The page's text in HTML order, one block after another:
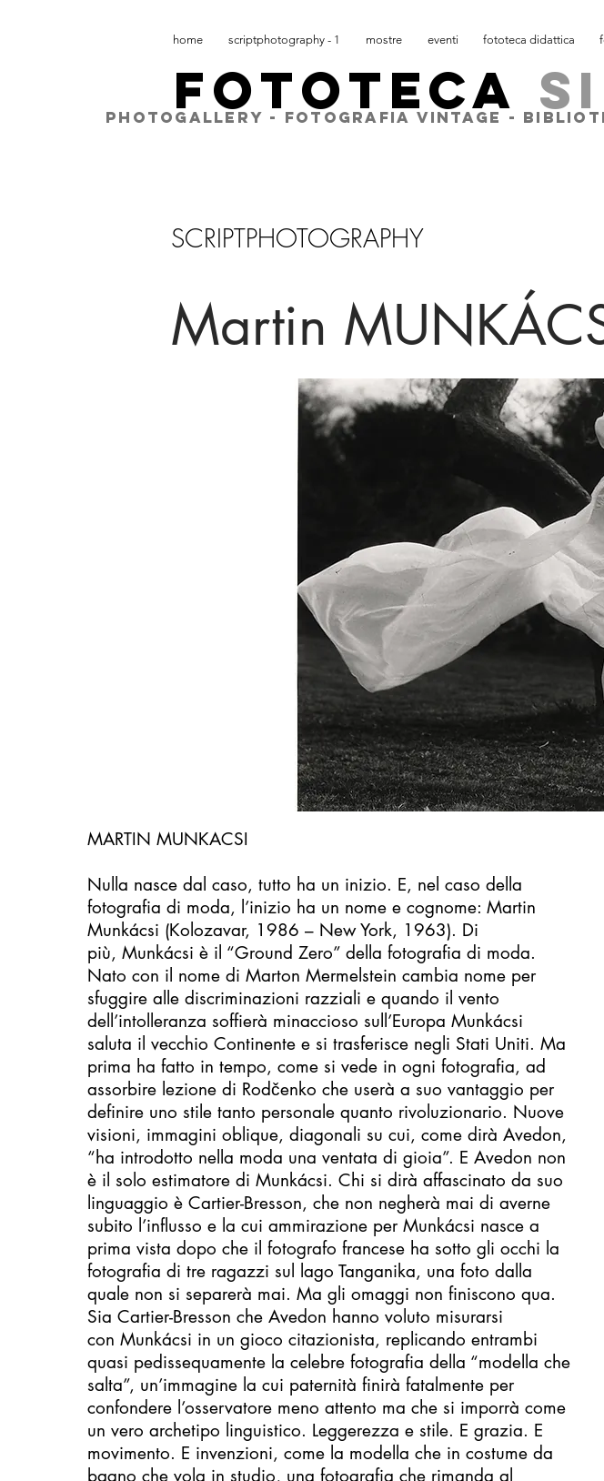
home scriptphotography - 1 mostre eventi fototeca didattica
FOTOTECA
PHOTOGALLERY - FOTOGRAFIA VINTAGE -
SCRIPTPHOTOGRAPHY
Martin
MARTIN MUNKACSI
Nulla nasce dal caso, tutto ha un inizio. E, nel caso della
fotografia di moda, l’inizio ha un nome e cognome: Martin
Munkácsi (Kolozavar, 1986 – New York, 1963). Di
più, Munkácsi è il “Ground Zero” della fotografia di moda.
Nato con il nome di Marton Mermelstein cambia nome per
sfuggire alle discriminazioni razziali e quando il vento
dell’intolleranza soffierà minaccioso sull’Europa Munkácsi
saluta il vecchio Continente e si trasferisce negli Stati Uniti. Ma
prima ha fatto in tempo, come si vede in ogni fotografia, ad
assorbire lezione di Rodčenko che userà a suo vantaggio per
definire uno stile tanto personale quanto rivoluzionario. Nuove
visioni, immagini oblique, diagonali su cui, come dirà Avedon,
“ha introdotto nella moda una ventata di gioia”. E Avedon non
è il solo estimatore di Munkácsi. Chi si dirà affascinato da suo
linguaggio è Cartier-Bresson, che non negherà mai di averne
subito l’influsso e la cui ammirazione per Munkácsi nasce a
prima vista dopo che il fotografo francese ha sotto gli occhi la
fotografia di tre ragazzi sul lago Tanganika, una foto dalla
quale non si separerà mai. Ma gli omaggi non finiscono qua.
Sia Cartier-Bresson che Avedon hanno voluto misurarsi
con Munkácsi in un gioco citazionista, replicando entrambi
quasi pedissequamente la celebre fotografia della “modella che
salta”, un’immagine la cui paternità finirà fatalmente per
confondere l’osservatore meno attento ma che si imporrà come
un vero archetipo linguistico. Leggerezza e stile. E grazia. E
movimento. E invenzioni, come la modella che in costume da
bagno che vola in studio, una fotografia che rimanda al